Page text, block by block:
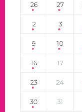
26 27
2 3
9 10
16 17
23 24
30 31